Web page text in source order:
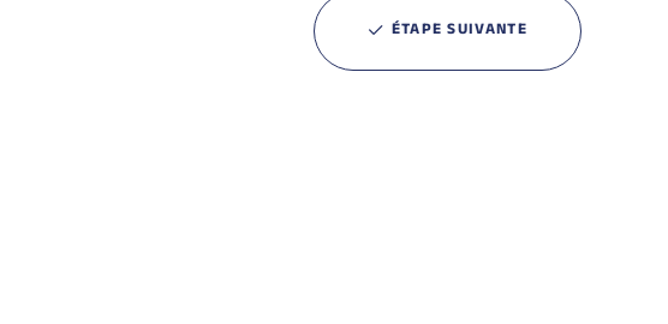
ÉTAPE SUIVANTE